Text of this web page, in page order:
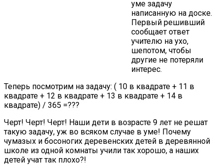
уме задачу
написанную на доске.
Первый решивший
сообщает ответ
учителю на ухо,
шепотом, чтобы
другие не потеряли
интерес.
Теперь посмотрим на задачу: ( 10 в квадрате + 11 в
квадрате + 12 в квадрате + 13 в квадрате + 14 в
квадрате) / 365 =???
Черт! Черт! Черт! Наши дети в возрасте 9 лет не решат
такую задачу, уж во всяком случае в уме! Почему
чумазых и босоногих деревенских детей в деревянной
школе из одной комнаты учили так хорошо, а наших
детей учат так плохо?!